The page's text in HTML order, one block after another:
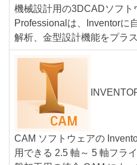
機械設計用の3DCADソフト
Professionalは、Inventorに
解析、金型設計機能をプラ
CAM ソフトウェアの
用できる 2.5 軸～ 5 軸フラ